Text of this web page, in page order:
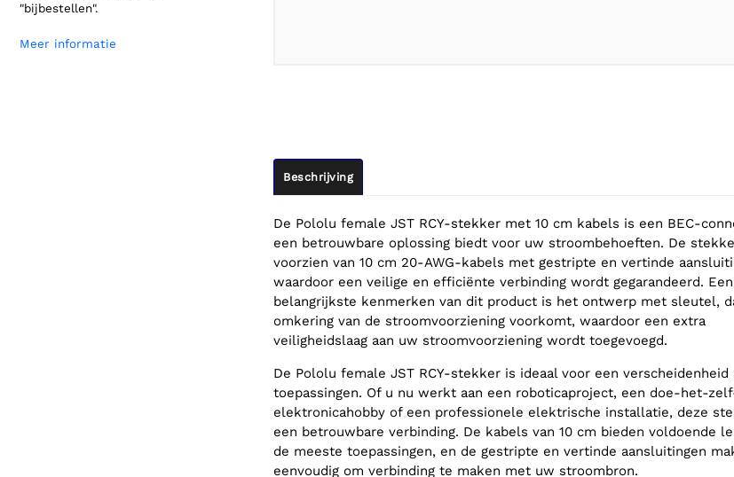
"bijbestellen".
Meer informatie
Beschrijving
De Pololu female JST RCY-stekker met 10 cm kabels is een BEC-
een betrouwbare oplossing biedt voor uw stroombehoeften. De
voorzien van 10 cm 20-AWG-kabels met gestripte en vertinde
waardoor een veilige en efficiënte verbinding wordt gegarandeerd.
belangrijkste kenmerken van dit product is het ontwerp met sleutel,
omkering van de stroomvoorziening voorkomt, waardoor een extra
veiligheidslaag aan uw stroomvoorziening wordt toegevoegd.
De Pololu female JST RCY-stekker is ideaal voor een verscheidenheid
toepassingen. Of u nu werkt aan een roboticaproject, een doe-het-
elektronicahobby of een professionele elektrische installatie, deze
een betrouwbare verbinding. De kabels van 10 cm bieden voldoende
de meeste toepassingen, en de gestripte en vertinde aansluitingen
eenvoudig om verbinding te maken met uw stroombron.